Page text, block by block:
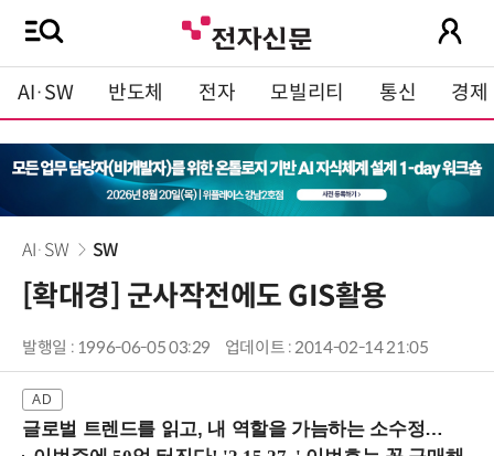
AI·SW 반도체 전자 모빌리티 통신 경제
AI·SW SW
[확대경] 군사작전에도 GIS활용
발행일 : 1996-06-05 03:29 업데이트 : 2014-02-14 21:05
글로벌 트렌드를 읽고, 내 역할을 가늠하는 소수정예 실습 워크숍 (8/28 신논현역)